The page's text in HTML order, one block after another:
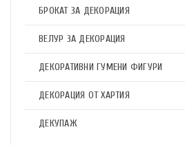
БРОКАТ ЗА ДЕКОРАЦИЯ
ВЕЛУР ЗА ДЕКОРАЦИЯ
ДЕКОРАТИВНИ ГУМЕНИ ФИГУРИ
ДЕКОРАЦИЯ ОТ ХАРТИЯ
ДЕКУПАЖ